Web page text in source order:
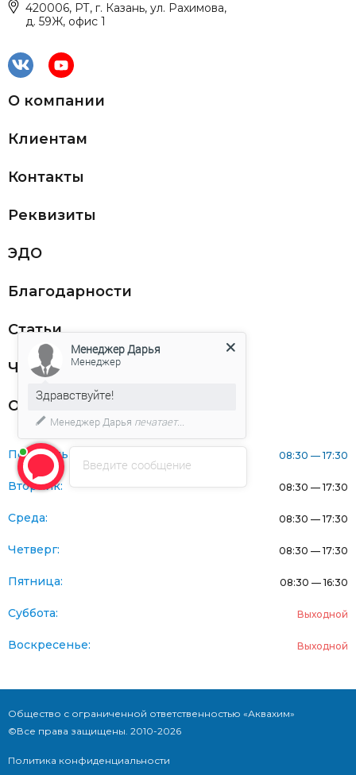
420006, РТ, г. Казань, ул. Рахимова,
д. 59Ж, офис 1
О компании
Клиентам
Контакты
Реквизиты
ЭДО
Благодарности
Статьи
Частникам
Оферта
Понедельник: 08:30 — 17:30
Вторник: 08:30 — 17:30
Среда: 08:30 — 17:30
Четверг: 08:30 — 17:30
Пятница: 08:30 — 16:30
Суббота: Выходной
Воскресенье: Выходной
Общество с ограниченной ответственностью «Аквахим»
©Все права защищены. 2010-2026
Политика конфиденциальности
Введите сообщение
Менеджер Дарья
Менеджер
Здравствуйте!
Менеджер Дарья печатает...